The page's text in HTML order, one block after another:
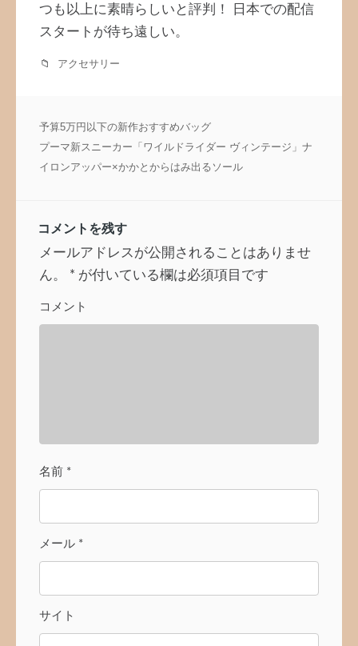
つも以上に素晴らしいと評判！ 日本での配信
スタートが待ち遠しい。
アクセサリー
投
稿
ナ
シ
ョ
ン
予算5万円以下の新作おすすめバッグ
プーマ新スニーカー「ワイルドライダー ヴィンテージ」ナ
イロンアッパー×かかとからはみ出るソール
コメントを残す
メールアドレスが公開されることはありませ
ん。
* が付いている欄は必須項目です
コメント
名前 *
メール *
サイト